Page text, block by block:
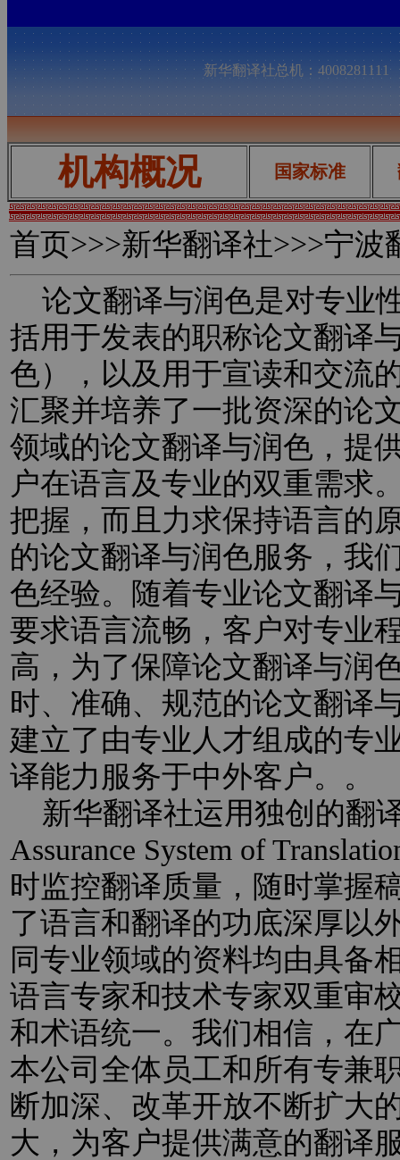
新华翻译社总机：
机构概况 国家标准
首页>>>新华翻译社>>>宁波
论文翻译与润色是对专业
括用于发表的职称论文翻译
色），以及用于宣读和交流
汇聚并培养了一批资深的论
领域的论文翻译与润色，提
户在语言及专业的双重需求
把握，而且力求保持语言的
的论文翻译与润色服务，我
色经验。随着专业论文翻译
要求语言流畅，客户对专业
高，为了保障论文翻译与润
时、准确、规范的论文翻译
建立了由专业人才组成的专
译能力服务于中外客户。。
新华翻译社运用独创的翻
Assurance System of
时监控翻译质量，随时掌握
了语言和翻译的功底深厚以
同专业领域的资料均由具备
语言专家和技术专家双重审
和术语统一。我们相信，在
本公司全体员工和所有专兼
断加深、改革开放不断扩大
大，为客户提供满意的翻译